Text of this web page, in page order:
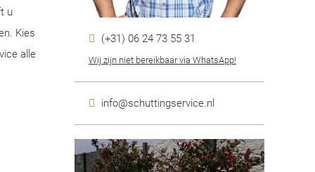
u
Kies
alle
(+31) 06 24 73 55 31
Wij zijn niet bereikbaar via WhatsApp!
info@schuttingservice.nl